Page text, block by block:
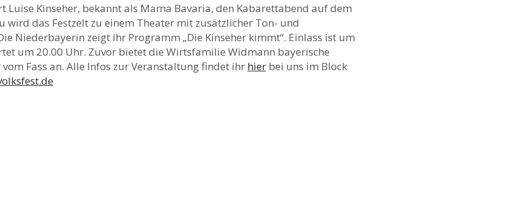
Luise Kinseher, bekannt als Mama Bavaria, den Kabarettabend auf dem
wird das Festzelt zu einem Theater mit zusätzlicher Ton- und
Niederbayerin zeigt ihr Programm „Die Kinseher kimmt“. Einlass ist um
um 20.00 Uhr. Zuvor bietet die Wirtsfamilie Widmann bayerische
Fass an. Alle Infos zur Veranstaltung findet ihr hierbei uns im Block